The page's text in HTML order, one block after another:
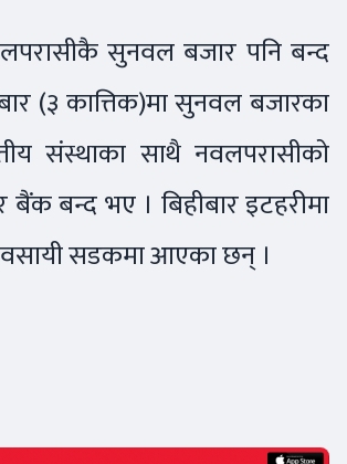
सुनवल बजार पनि बन्द
(३ कात्तिक)मा सुनवल बजारका
संस्थाका साथै नवलपरासीको
बैंक बन्द भए । बिहीबार इटहरीमा
सडकमा आएका छन् ।